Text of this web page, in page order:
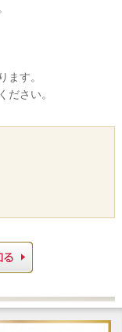
ます。
ださい。